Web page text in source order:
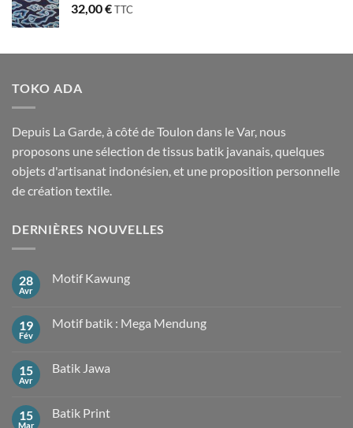
32,00€TTC
TOKO ADA
Depuis La Garde, à côté de Toulon dans le Var, nous
proposons une sélection de tissus batik javanais, quelques
objets d'artisanat indonésien, et une proposition personnelle
de création textile.
DERNIÈRES NOUVELLES
28
Avr
Motif Kawung
Motif
19
Fév
Motif batik : Mega Mendung
Motif
Mendung
15
Avr
Batik Jawa
Batik
15
Mar
Batik Print